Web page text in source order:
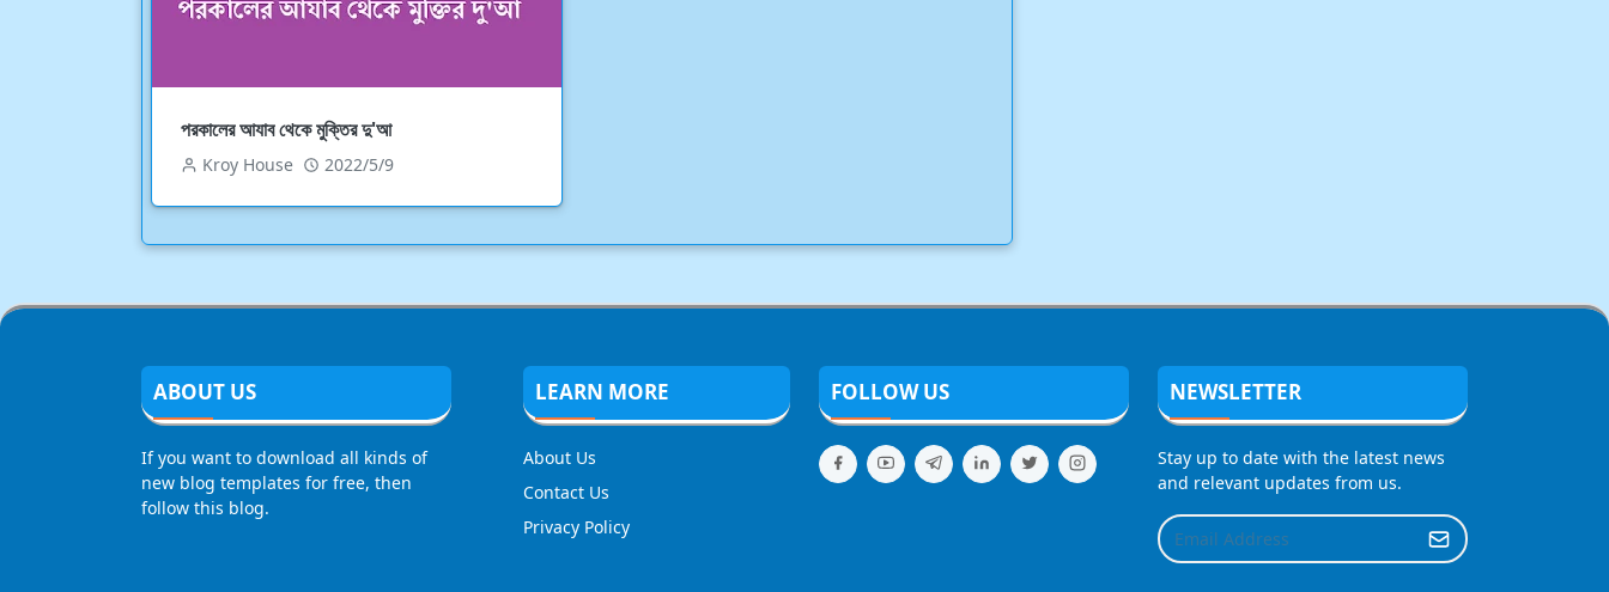
পরকালের আযাব থেকে মুক্তির দু'আ
Kroy House 2022/5/9
ABOUT US
If you want to download all kinds of
new blog templates for free, then
follow this blog.
LEARN MORE
About Us
Contact Us
Privacy Policy
FOLLOW US NEWSLETTER
Stay up to date with the latest news
and relevant updates from us.